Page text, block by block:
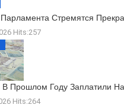
Стремятся
Hits:257
В Прошлом Году Заплатили
Hits:264